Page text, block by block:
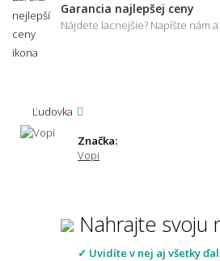
Garancia najlepšej ceny
Nájdete lacnejšie? Napíšte nám
Ľudovka
Značka:
Vopi
Nahrajte svoju
✓ Uvidíte v nej aj všetky